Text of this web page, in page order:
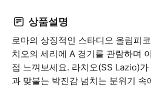
상품설명
로마의 상징적인 스타디오 올림피
치오의 세리에 A 경기를 관람하며
접 느껴보세요. 라치오(SS Lazio)
과 맞붙는 박진감 넘치는 분위기 속